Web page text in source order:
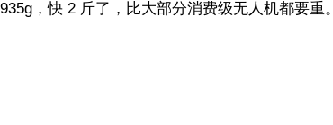
，快 2 斤了，比大部分消费级无人机都要重。